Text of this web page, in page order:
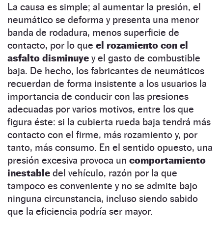
La causa es simple; al aumentar la presión, el
neumático se deforma y presenta una menor
banda de rodadura, menos superficie de
contacto, por lo que el rozamiento con el
asfalto disminuye y el gasto de combustible
baja. De hecho, los fabricantes de neumáticos
recuerdan de forma insistente a los usuarios la
importancia de conducir con las presiones
adecuadas por varios motivos, entre los que
figura éste: si la cubierta rueda baja tendrá más
contacto con el firme, más rozamiento y, por
tanto, más consumo. En el sentido opuesto, una
presión excesiva provoca un comportamiento
inestable del vehículo, razón por la que
tampoco es conveniente y no se admite bajo
ninguna circunstancia, incluso siendo sabido
que la eficiencia podría ser mayor.